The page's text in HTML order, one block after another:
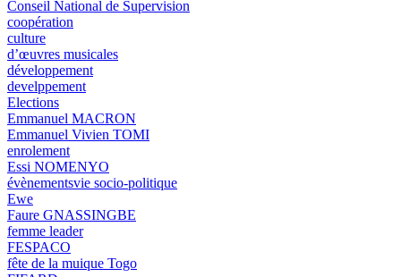
Conseil National de Supervision
coopération
culture
d’œuvres musicales
développement
develppement
Elections
Emmanuel MACRON
Emmanuel Vivien TOMI
enrolement
Essi NOMENYO
évènementsvie socio-politique
Ewe
Faure GNASSINGBE
femme leader
FESPACO
fête de la muique Togo